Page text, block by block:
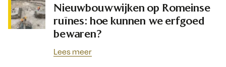
Nieuwbouwwijken op Romeinse
ruïnes: hoe kunnen we erfgoed
bewaren?
Lees meer